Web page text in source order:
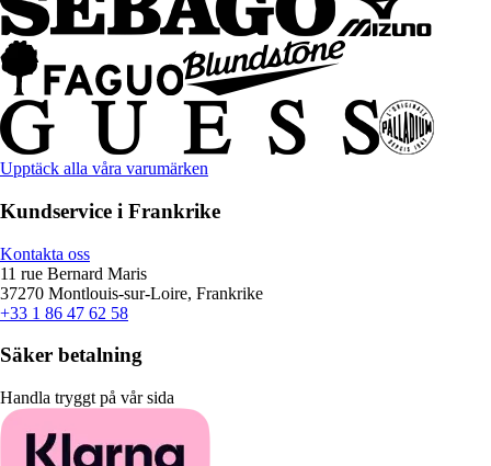
Upptäck alla våra varumärken
Kundservice i Frankrike
Kontakta oss
11 rue Bernard Maris
37270 Montlouis-sur-Loire, Frankrike
+33 1 86 47 62 58
Säker betalning
Handla tryggt på vår sida